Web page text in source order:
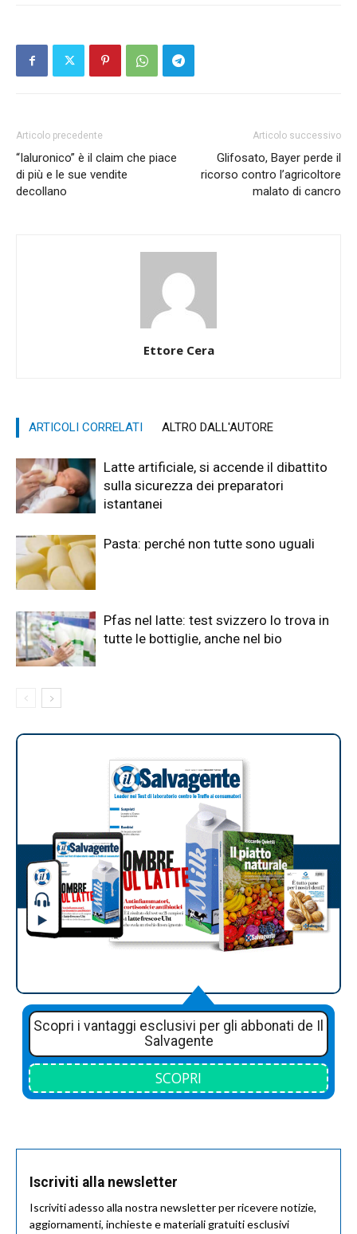
Articolo precedente
“Ialuronico” è il claim che piace
di più e le sue vendite
decollano
Articolo successivo
Glifosato, Bayer perde il
ricorso contro l’agricoltore
malato di cancro
Ettore Cera
ARTICOLI CORRELATI ALTRO DALL'AUTORE
Latte artificiale, si accende il dibattito
sulla sicurezza dei preparatori
istantanei
Pasta: perché non tutte sono uguali
Pfas nel latte: test svizzero lo trova in
tutte le bottiglie, anche nel bio
Scopri i vantaggi esclusivi per gli abbonati de Il
Salvagente
SCOPRI
Iscriviti alla newsletter
Iscriviti adesso alla nostra newsletter per ricevere notizie,
aggiornamenti, inchieste e materiali gratuiti esclusivi